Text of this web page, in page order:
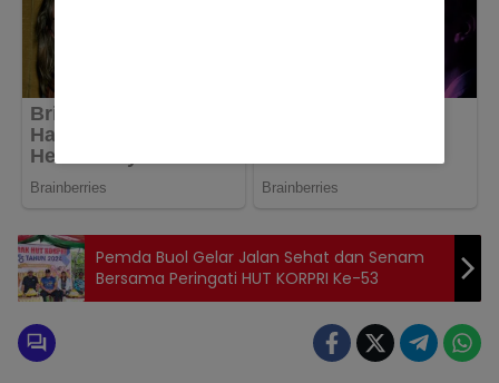
Pemda Buol Gelar Jalan Sehat dan Senam
Bersama Peringati HUT KORPRI Ke-53